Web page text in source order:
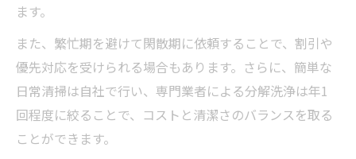
ます。
また、繁忙期を避けて閑散期に依頼することで、割引や
優先対応を受けられる場合もあります。さらに、簡単な
日常清掃は自社で行い、専門業者による分解洗浄は年1
回程度に絞ることで、コストと清潔さのバランスを取る
ことができます。